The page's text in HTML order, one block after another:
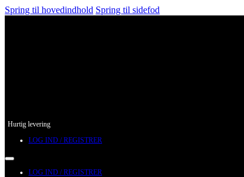
Spring til hovedindhold Spring til sidefod
Hurtig levering
LOG IND / REGISTRER
LOG IND / REGISTRER